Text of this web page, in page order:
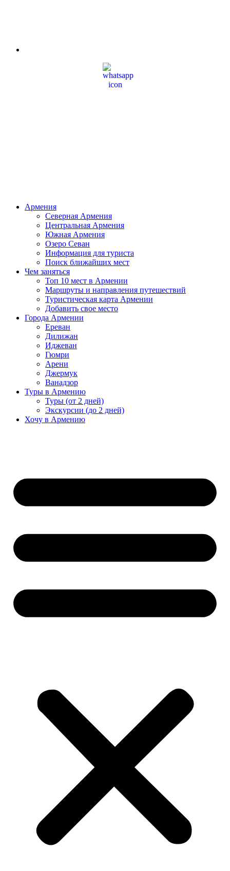
Армения
Северная Армения
Центральная Армения
Южная Армения
Озеро Севан
Информация для туриста
Поиск ближайших мест
Чем заняться
Топ 10 мест в Армении
Маршруты и направления путешествий
Туристическая карта Армении
Добавить свое место
Города Армении
Ереван
Дилижан
Иджеван
Гюмри
Арени
Джермук
Ванадзор
Туры в Армению
Туры (от 2 дней)
Экскурсии (до 2 дней)
Хочу в Армению